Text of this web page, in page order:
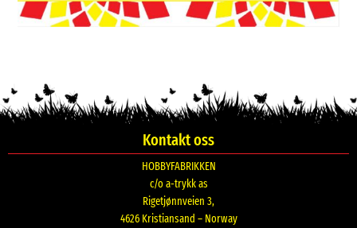
Kontakt oss
HOBBYFABRIKKEN
c/o a-trykk as
Rigetjønnveien 3,
4626 Kristiansand – Norway